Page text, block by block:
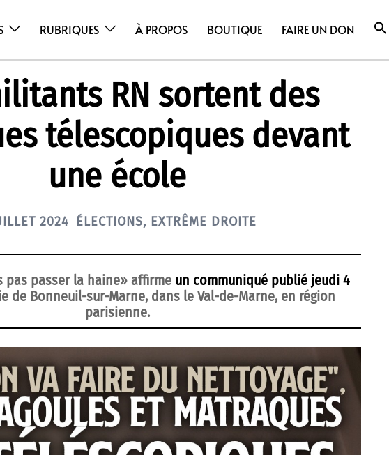
RUBRIQUES À PROPOS BOUTIQUE FAIRE UN DON
RN sortent des
télescopiques devant
une école
2024 ÉLECTIONS, EXTRÊME DROITE
pas passer la haine» affirme un communiqué publié jeudi 4
de Bonneuil-sur-Marne, dans le Val-de-Marne, en région
parisienne.